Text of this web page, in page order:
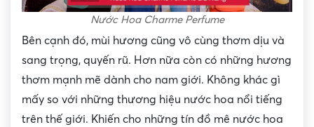
Nước Hoa Charme Perfume
Bên cạnh đó, mùi hương cũng vô cùng thơm dịu và
sang trọng, quyến rũ. Hơn nữa còn có những hương
thơm mạnh mẽ dành cho nam giới. Không khác gì
mấy so với những thương hiệu nước hoa nổi tiếng
trên thế giới. Khiến cho những tín đồ mê nước hoa